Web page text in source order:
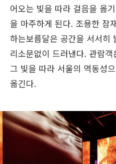
어오는 빛을 따라 걸음을 옮
을 마주하게 된다. 조용한 잠
하는보름달은 공간을 서서히
리소문없이 드러낸다. 관람객
그 빛을 따라 서울의 역동성
옮긴다.